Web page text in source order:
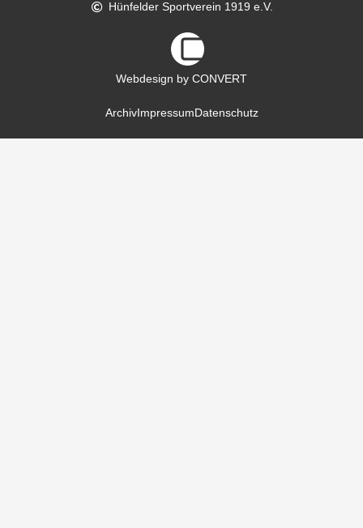
Hünfelder Sportverein 1919 e.V.
Webdesign by CONVERT
ArchivImpressum Datenschutz